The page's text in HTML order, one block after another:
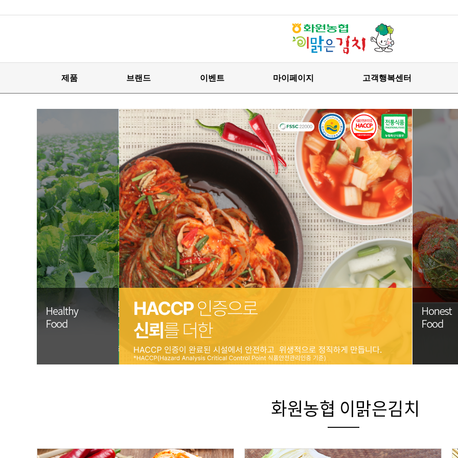
제품 브랜드 이벤트 마이페이지 고객행복센터